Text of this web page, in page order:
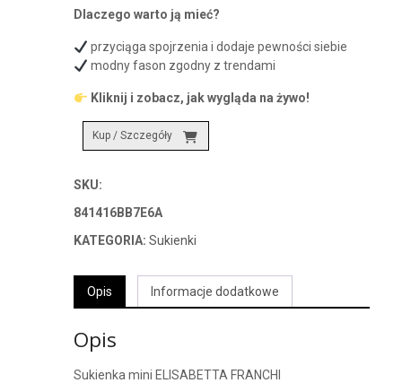
Dlaczego warto ją mieć?
przyciąga spojrzenia i dodaje pewności siebie
modny fason zgodny z trendami
Kliknij i zobacz, jak wygląda na żywo!
Kup / Szczegóły
SKU:
841416BB7E6A
KATEGORIA: Sukienki
Opis Informacje dodatkowe
Opis
Sukienka mini ELISABETTA FRANCHI